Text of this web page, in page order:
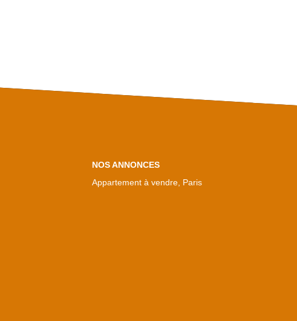
NOS ANNONCES
Appartement à vendre, Paris